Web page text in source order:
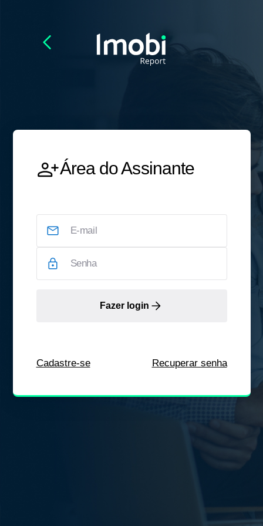
Área do Assinante
Fazer login
Cadastre-se Recuperar senha